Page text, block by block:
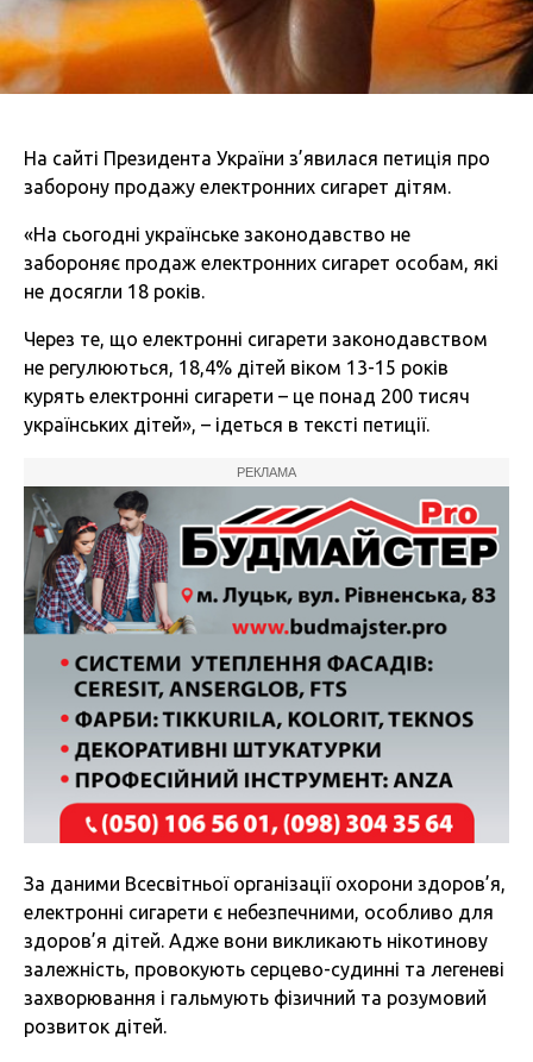
На сайті Президента України з’явилася петиція про
заборону продажу електронних сигарет дітям.
«На сьогодні українське законодавство не
забороняє продаж електронних сигарет особам, які
не досягли 18 років.
Через те, що електронні сигарети законодавством
не регулюються, 18,4% дітей віком 13-15 років
курять електронні сигарети – це понад 200 тисяч
українських дітей», – ідеться в тексті петиції.
РЕКЛАМА
За даними Всесвітньої організації охорони здоров’я,
електронні сигарети є небезпечними, особливо для
здоров’я дітей. Адже вони викликають нікотинову
залежність, провокують серцево-судинні та легеневі
захворювання і гальмують фізичний та розумовий
розвиток дітей.